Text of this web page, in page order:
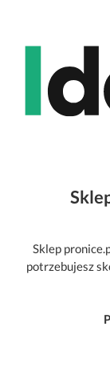
Sklep
potrzebujesz